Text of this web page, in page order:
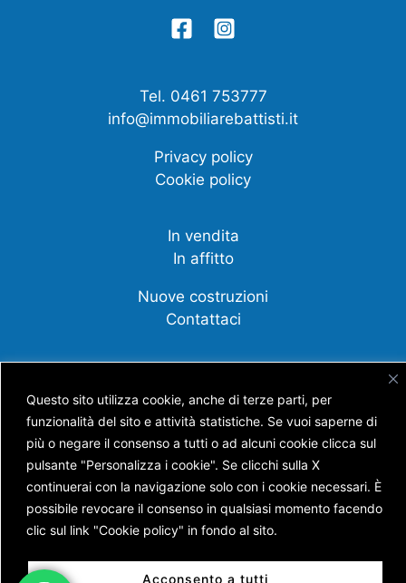
Questo sito utilizza cookie, anche di terze parti, per
funzionalità del sito e attività statistiche. Se vuoi saperne di
più o negare il consenso a tutti o ad alcuni cookie clicca sul
pulsante "Personalizza i cookie". Se clicchi sulla X
continuerai con la navigazione solo con i cookie necessari. È
possibile revocare il consenso in qualsiasi momento facendo
clic sul link "Cookie policy" in fondo al sito.
Acconsento a tutti
Tel. 0461 753777
info@immobiliarebattisti.it
Privacy policy
Cookie policy
In vendita
In affitto
Nuove costruzioni
Contattaci
Affittanza
Cessione d'azienda
Scopri tutti i nostri servizi